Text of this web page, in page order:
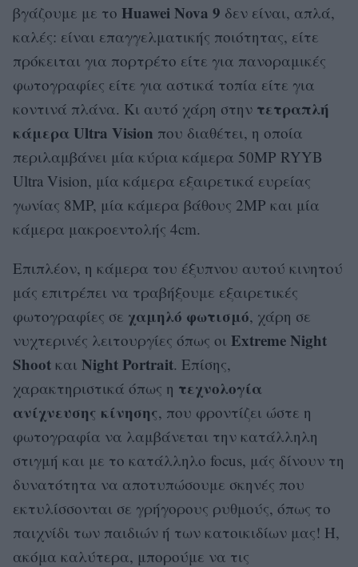
βγάζουμε με το Huawei Nova 9 δεν είναι, απλά,
καλές: είναι επαγγελματικής ποιότητας, είτε
πρόκειται για πορτρέτο είτε για πανοραμικές
φωτογραφίες είτε για αστικά τοπία είτε για
κοντινά πλάνα. Κι αυτό χάρη στην τετραπλή
κάμερα Ultra Vision που διαθέτει, η οποία
περιλαμβάνει μία κύρια κάμερα 50MP RYYB
Ultra Vision, μία κάμερα εξαιρετικά ευρείας
γωνίας 8MP, μία κάμερα βάθους 2MP και μία
κάμερα μακροεντολής 4cm.
Επιπλέον, η κάμερα του έξυπνου αυτού κινητού
μάς επιτρέπει να τραβήξουμε εξαιρετικές
φωτογραφίες σε χαμηλό φωτισμό, χάρη σε
νυχτερινές λειτουργίες όπως οι Extreme Night
Shoot και Night Portrait. Επίσης,
χαρακτηριστικά όπως η τεχνολογία
ανίχνευσης κίνησης, που φροντίζει ώστε η
φωτογραφία να λαμβάνεται την κατάλληλη
στιγμή και με το κατάλληλο focus, μάς δίνουν τη
δυνατότητα να αποτυπώσουμε σκηνές που
εκτυλίσσονται σε γρήγορους ρυθμούς, όπως το
παιχνίδι των παιδιών ή των κατοικιδίων μας! Ή,
ακόμα καλύτερα, μπορούμε να τις